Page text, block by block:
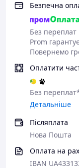
Безпечна
Без переплат
Prom
Повернемо
Оплатити
Без
Детальніше
Післяплата
Нова Пошта
Оплата на
IBAN